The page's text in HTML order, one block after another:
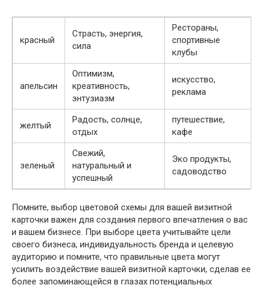
красный
Страсть, энергия,
сила
Рестораны,
спортивные
клубы
апельсин
Оптимизм,
креативность,
энтузиазм
искусство,
реклама
желтый
Радость, солнце,
отдых
путешествие,
кафе
зеленый
Свежий,
натуральный и
успешный
Эко продукты,
садоводство
Помните, выбор цветовой схемы для вашей визитной
карточки важен для создания первого впечатления о вас
и вашем бизнесе. При выборе цвета учитывайте цели
своего бизнеса, индивидуальность бренда и целевую
аудиторию и помните, что правильные цвета могут
усилить воздействие вашей визитной карточки, сделав ее
более запоминающейся в глазах потенциальных